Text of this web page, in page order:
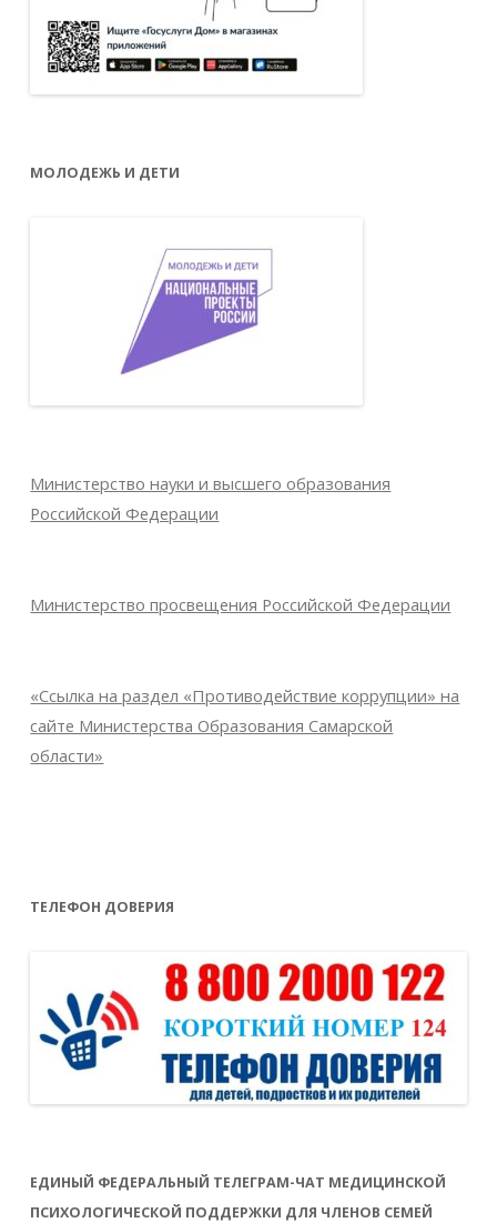
МОЛОДЕЖЬ И ДЕТИ
Министерство науки и высшего образования
Российской Федерации
Министерство просвещения Российской Федерации
«Ссылка на раздел «Противодействие коррупции» на
сайте Министерства Образования Самарской
области»
ТЕЛЕФОН ДОВЕРИЯ
ЕДИНЫЙ ФЕДЕРАЛЬНЫЙ ТЕЛЕГРАМ-ЧАТ МЕДИЦИНСКОЙ
ПСИХОЛОГИЧЕСКОЙ ПОДДЕРЖКИ ДЛЯ ЧЛЕНОВ СЕМЕЙ